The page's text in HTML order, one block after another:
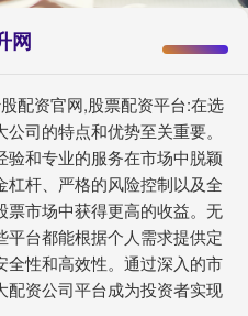
网
配资官网,股票配资平台:在选
司的特点和优势至关重要。
和专业的服务在市场中脱颖
杆、严格的风险控制以及全
市场中获得更高的收益。无
台都能根据个人需求提供定
性和高效性。通过深入的市
资公司平台成为投资者实现